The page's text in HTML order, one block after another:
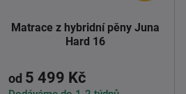
Matrace z hybridní pěny Juna
Hard 16
od 5 499 Kč